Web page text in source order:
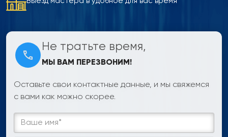
Не тратьте время,
МЫ ВАМ ПЕРЕЗВОНИМ!
Оставьте свои контактные данные, и мы свяжемся
с вами как можно скорее.